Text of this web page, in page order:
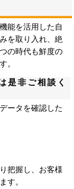
能を活用した自
を取り入れ、絶
の時代も鮮度の
。
是非ご相談く
ータを確認した
把握し、お客様
す。